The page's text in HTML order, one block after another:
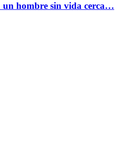
un hombre sin vida cerca…